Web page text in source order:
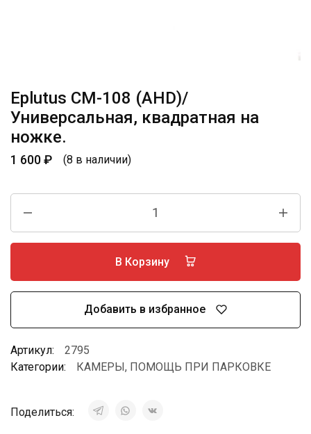
Eplutus CM-108 (AHD)/
Универсальная, квадратная на
ножке.
1 600₽ (8 в наличии)
В Корзину
Добавить в избранное
Артикул:
2795
Категории:
КАМЕРЫ, ПОМОЩЬ ПРИ ПАРКОВКЕ
Поделиться: